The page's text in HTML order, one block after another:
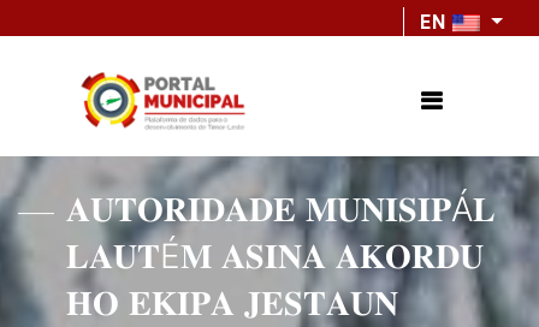
EN
𝐀𝐔𝐓𝐎𝐑𝐈𝐃𝐀𝐃𝐄 𝐌𝐔𝐍𝐈𝐒𝐈𝐏Á𝐋
𝐋𝐀𝐔𝐓É𝐌 𝐀𝐒𝐈𝐍𝐀 𝐀𝐊𝐎𝐑𝐃𝐔
𝐇𝐎 𝐄𝐊𝐈𝐏𝐀 𝐉𝐄𝐒𝐓𝐀𝐔𝐍